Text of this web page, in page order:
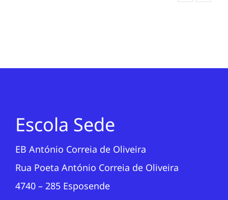
Escola Sede
EB António Correia de Oliveira
Rua Poeta António Correia de Oliveira
4740 – 285 Esposende